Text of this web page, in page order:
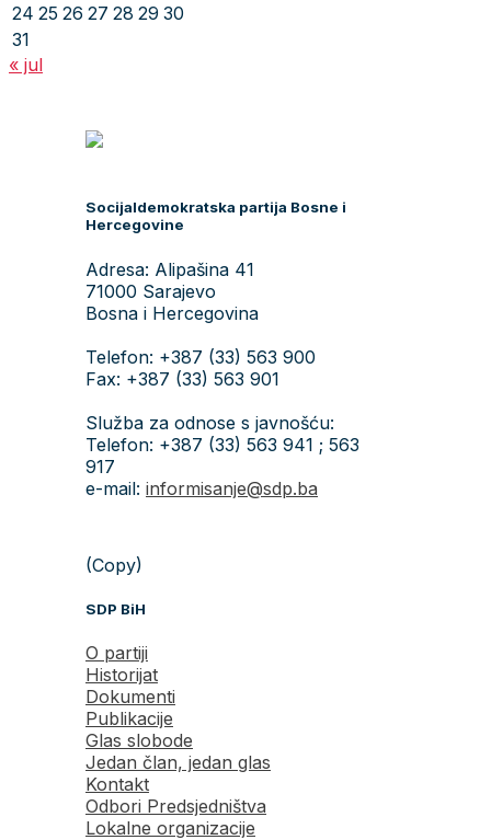
24 25 26 27 28 29 30
31
« jul
Socijaldemokratska partija Bosne i
Hercegovine
Adresa: Alipašina 41
71000 Sarajevo
Bosna i Hercegovina
Telefon: +387 (33) 563 900
Fax: +387 (33) 563 901
Služba za odnose s javnošću:
Telefon: +387 (33) 563 941 ; 563
917
e-mail: informisanje@sdp.ba
(Copy)
SDP BiH
O partiji
Historijat
Dokumenti
Publikacije
Glas slobode
Jedan član, jedan glas
Kontakt
Odbori Predsjedništva
Lokalne organizacije